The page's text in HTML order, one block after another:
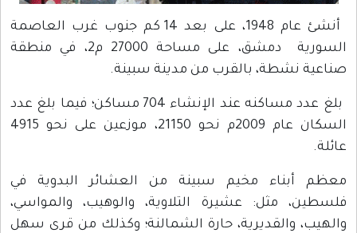
أنشئ عام 1948، على بعد 14 كم جنوب غرب العاصمة
السورية دمشق، على مساحة 27000 م2، في منطقة
صناعية نشطة، بالقرب من مدينة سبينة.
بلغ عدد مساكنه عند الإنشاء 704 مساكن؛ فيما بلغ عدد
السكان عام 2009م نحو 21150، موزعين على نحو 4915
عائلة.
معظم أبناء مخيم سبينة من العشائر البدوية في
فلسطين، مثل: عشيرة التلاوية، والوهيب، والمواسي،
والهيب، والقديرية، حارة الشمالنة؛ وكذلك من قرى سهل